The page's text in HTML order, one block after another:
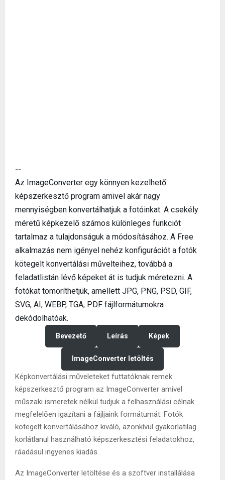
--
Az ImageConverter egy könnyen kezelhető
képszerkesztő program amivel akár nagy
mennyiségben konvertálhatjuk a fotóinkat. A csekély
méretű képkezelő számos különleges funkciót
tartalmaz a tulajdonságuk a módosításához. A Free
alkalmazás nem igényel nehéz konfigurációt a fotók
kötegelt konvertálási művelteihez, továbbá a
feladatlistán lévő képeket át is tudjuk méretezni. A
fotókat tömöríthetjük, amellett JPG, PNG, PSD, GIF,
SVG, AI, WEBP, TGA, PDF fájlformátumokra
dekódolhatóak.
Bevezető Leírás Képek
ImageConverter letöltés
Képkonvertálási műveleteket futtatóknak remek
képszerkesztő program az ImageConverter amivel
műszaki ismeretek nélkül tudjuk a felhasználási célnak
megfelelően igazítani a fájljaink formátumát. Fotók
kötegelt konvertálásához kiváló, azonkívül gyakorlatilag
korlátlanul használható képszerkesztési feladatokhoz,
ráadásul ingyenes kiadás.
Az ImageConverter letöltése és a szoftver installálása